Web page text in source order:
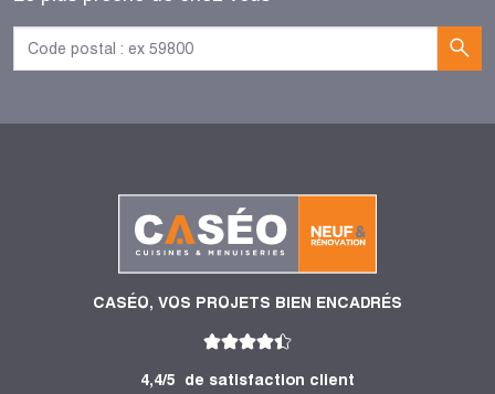
CASÉO, VOS PROJETS BIEN ENCADRÉS
4,4/5
de satisfaction client